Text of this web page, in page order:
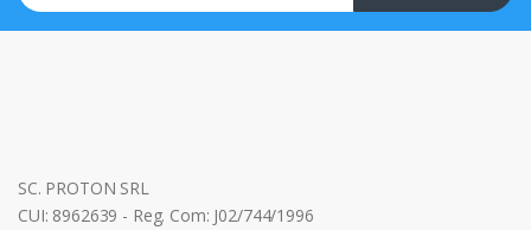
SC. PROTON SRL
CUI: 8962639 - Reg. Com: J02/744/1996